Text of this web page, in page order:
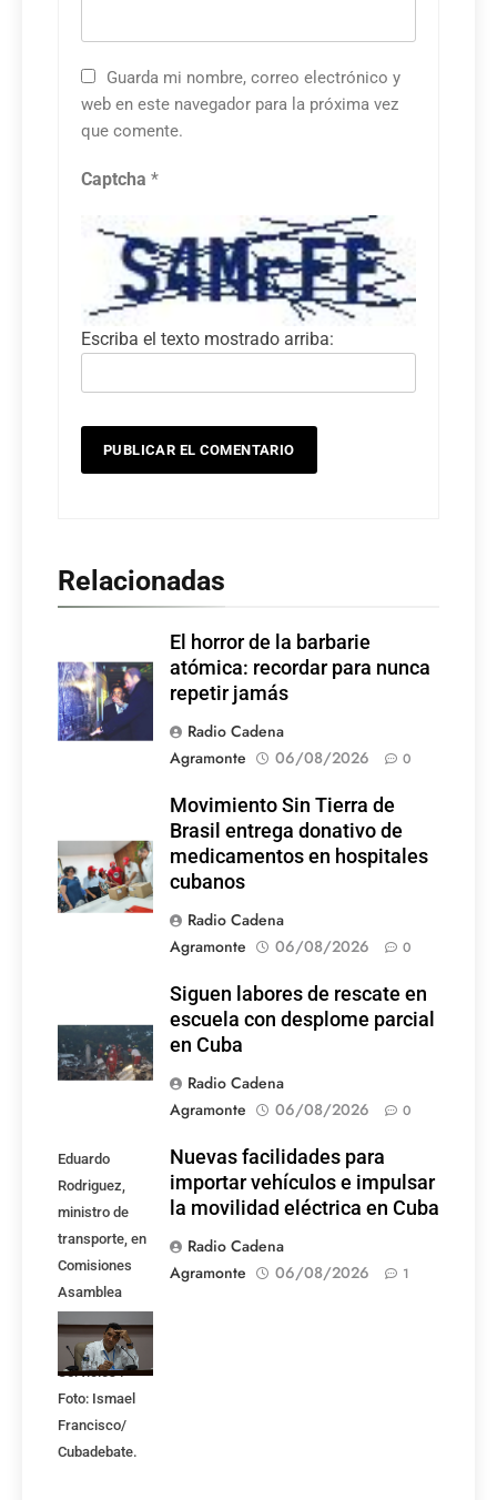
Guarda mi nombre, correo electrónico y
web en este navegador para la próxima vez
que comente.
Captcha *
Escriba el texto mostrado arriba:
Relacionadas
El horror de la barbarie
atómica: recordar para nunca
repetir jamás
Radio Cadena
Agramonte
06/08/2026 0
Movimiento Sin Tierra de
Brasil entrega donativo de
medicamentos en hospitales
cubanos
Radio Cadena
Agramonte
06/08/2026 0
Siguen labores de rescate en
escuela con desplome parcial
en Cuba
Radio Cadena
Agramonte
06/08/2026 0
Eduardo
Rodriguez,
ministro de
transporte, en
Comisiones
Asamblea
Nacional,
Atención a los
Servicios .
Foto: Ismael
Francisco/
Cubadebate.
Nuevas facilidades para
importar vehículos e impulsar
la movilidad eléctrica en Cuba
Radio Cadena
Agramonte
06/08/2026 1